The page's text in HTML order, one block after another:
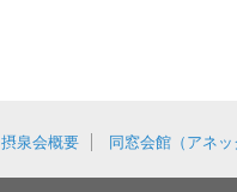
摂泉会概要 同窓会館（アネ